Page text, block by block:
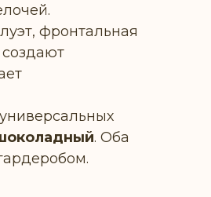
фронтальная
. Оба